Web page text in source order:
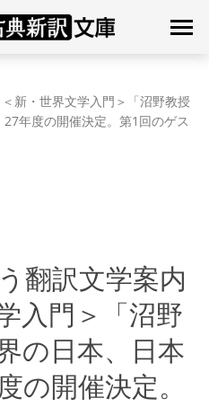
新・世界文学入門＞「沼野教授
年度の開催決定。第1回のゲス
翻訳文学案内
入門＞「沼野
の日本、日本
の開催決定。